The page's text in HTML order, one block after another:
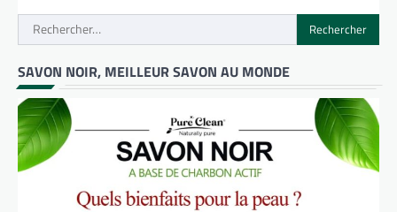
Rechercher :
SAVON NOIR, MEILLEUR SAVON AU MONDE